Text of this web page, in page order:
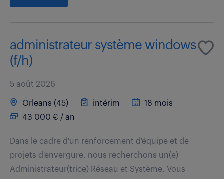
administrateur système windows
(f/h)
5 août 2026
Orleans (45) intérim
18 mois
43 000 € / an
Dans le cadre d'un renforcement d'équipe et de
projets d'envergure, nous recherchons un(e)
Administrateur(trice) Réseau et Système. Vous